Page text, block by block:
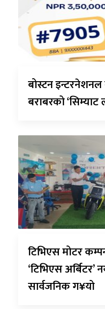
बोस्टन
बराबरको ‘सिम्याट
टिभिएस मोटर
‘टिभिएस अर्बिटर’
सार्वजनिक ग¥यो